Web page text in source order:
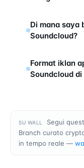
Di mana saya
Soundcloud?
Format iklan
Soundcloud di
SU WALL
Segui
Branch curato
in tempo reale —